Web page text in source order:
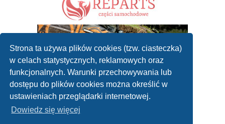
Strona ta używa plików cookies (tzw. ciasteczka)
w celach statystycznych, reklamowych oraz
funkcjonalnych. Warunki przechowywania lub
dostępu do plików cookies można określić w
ustawieniach przeglądarki internetowej.
Dowiedz się więcej